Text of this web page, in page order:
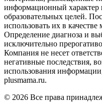
информационный характер
образовательных целей.
использовать их в
Определение диагноза и
исключительно
Компания не несет
негативные последствия,
использования
plusmama.ru.
© 2026 Все права